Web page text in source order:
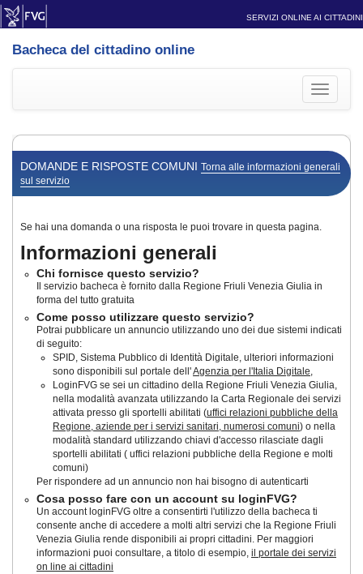
SERVIZI ONLINE AI CITTADINI
Bacheca del cittadino online
Toggle
DOMANDE E RISPOSTE COMUNI Torna alle informazioni generali
sul servizio
Se hai una domanda o una risposta le puoi trovare in questa pagina.
Informazioni generali
Chi fornisce questo servizio?
Il servizio bacheca è fornito dalla Regione Friuli Venezia Giulia in
forma del tutto gratuita
Come posso utilizzare questo servizio?
Potrai pubblicare un annuncio utilizzando uno dei due sistemi indicati
di seguito:
SPID, Sistema Pubblico di Identità Digitale, ulteriori informazioni
sono disponibili sul portale dell'Agenzia per l'Italia Digitale,
LoginFVG se sei un cittadino della Regione Friuli Venezia Giulia,
nella modalità avanzata utilizzando la Carta Regionale dei servizi
attivata presso gli sportelli abilitati (uffici relazioni pubbliche della
Regione, aziende per i servizi sanitari, numerosi comuni) o nella
modalità standard utilizzando chiavi d'accesso rilasciate dagli
sportelli abilitati ( uffici relazioni pubbliche della Regione e molti
comuni)
Per rispondere ad un annuncio non hai bisogno di autenticarti
Cosa posso fare con un account su loginFVG?
Un account loginFVG oltre a consentirti l'utilizzo della bacheca ti
consente anche di accedere a molti altri servizi che la Regione Friuli
Venezia Giulia rende disponibili ai propri cittadini. Per maggiori
informazioni puoi consultare, a titolo di esempio, il portale dei servizi
on line ai cittadini